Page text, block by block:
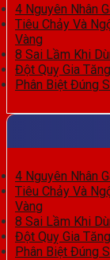
4 Nguyên Nhân
Tiêu Chảy Và
Vàng
8 Sai Lầm Khi
Đột Quỵ Gia
Phân Biệt Đúng
4 Nguyên Nhân
Tiêu Chảy Và
Vàng
8 Sai Lầm Khi
Đột Quỵ Gia
Phân Biệt Đúng